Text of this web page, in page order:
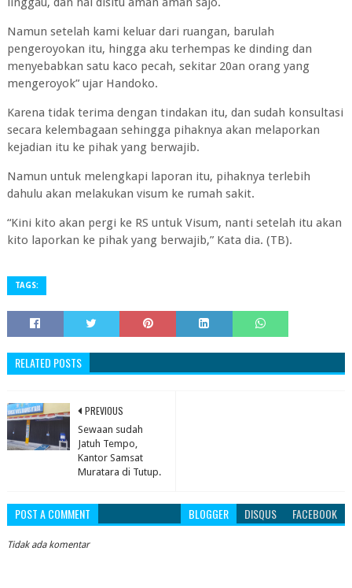
Namun setelah kami keluar dari ruangan, barulah
pengeroyokan itu, hingga aku terhempas ke dinding dan
menyebabkan satu kaco pecah, sekitar 20an orang yang
mengeroyok” ujar Handoko.
Karena tidak terima dengan tindakan itu, dan sudah konsultasi
secara kelembagaan sehingga pihaknya akan melaporkan
kejadian itu ke pihak yang berwajib.
Namun untuk melengkapi laporan itu, pihaknya terlebih
dahulu akan melakukan visum ke rumah sakit.
“Kini kito akan pergi ke RS untuk Visum, nanti setelah itu akan
kito laporkan ke pihak yang berwajib,” Kata dia. (TB).
TAGS:
RELATED POSTS
PREVIOUS
Sewaan sudah
Jatuh Tempo,
Kantor Samsat
Muratara di Tutup.
POST A COMMENT BLOGGER DISQUS FACEBOOK
Tidak ada komentar